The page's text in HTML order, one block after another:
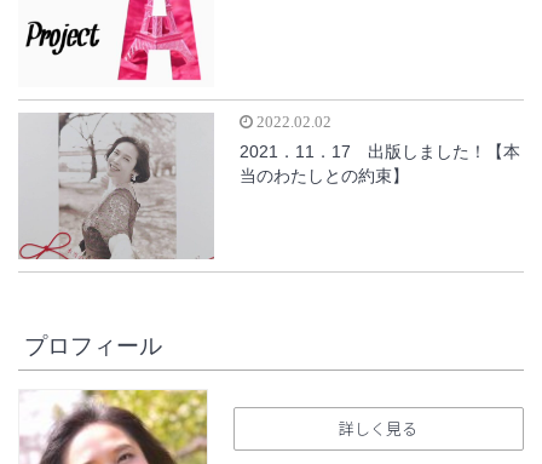
2022.02.02
2021．11．17 出版しました！【本
当のわたしとの約束】
プロフィール
詳しく見る